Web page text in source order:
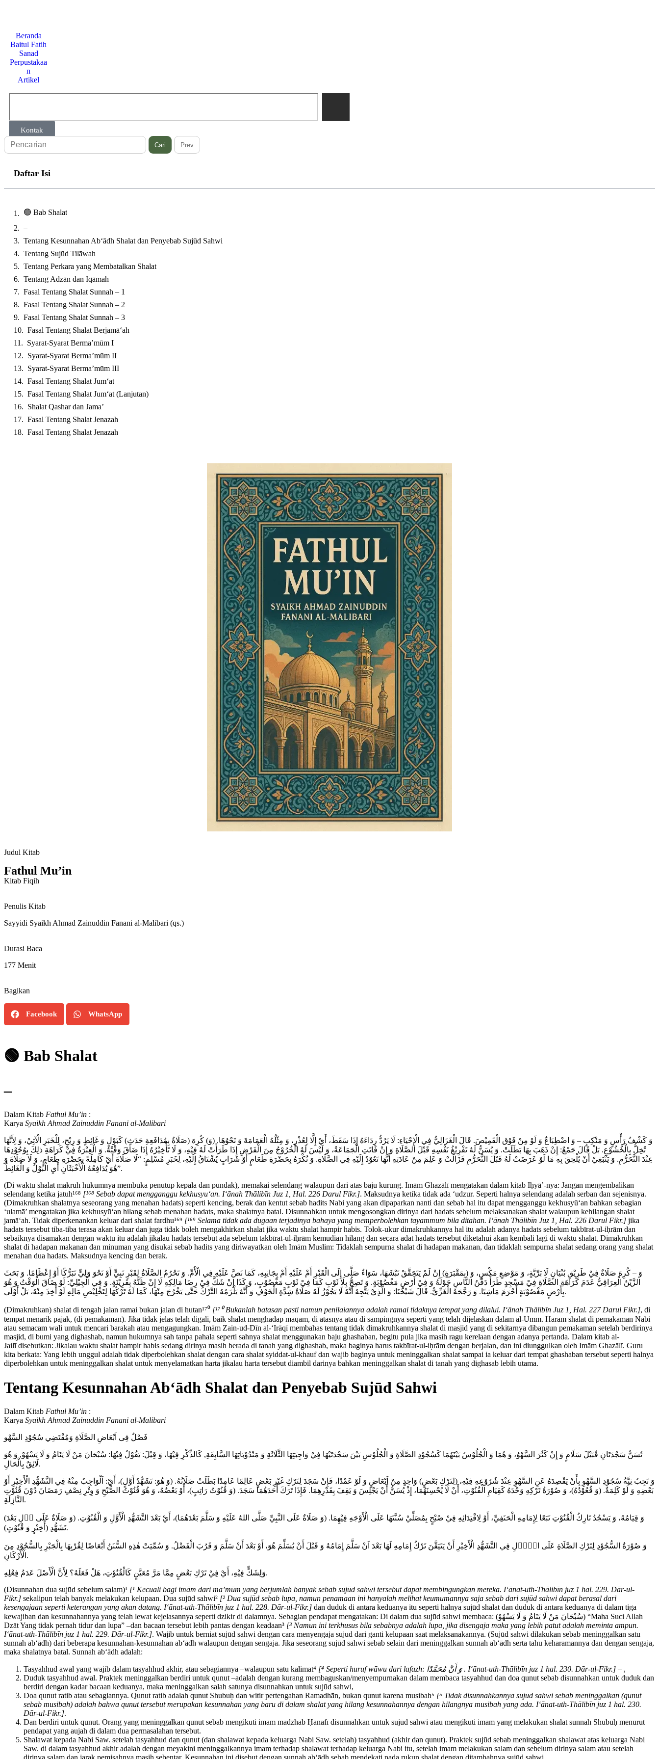
Beranda
Baitul Fatih
Sanad
Perpustakaa
n
Artikel
Kontak
Cari Prev
Daftar Isi
🟢 Bab Shalat
–
Tentang Kesunnahan Ab‘ādh Shalat dan Penyebab Sujūd Sahwi
Tentang Sujūd Tilāwah
Tentang Perkara yang Membatalkan Shalat
Tentang Adzān dan Iqāmah
Fasal Tentang Shalat Sunnah – 1
Fasal Tentang Shalat Sunnah – 2
Fasal Tentang Shalat Sunnah – 3
Fasal Tentang Shalat Berjamā‘ah
Syarat-Syarat Berma’mūm I
Syarat-Syarat Berma’mūm II
Syarat-Syarat Berma’mūm III
Fasal Tentang Shalat Jum‘at
Fasal Tentang Shalat Jum‘at (Lanjutan)
Shalat Qashar dan Jama’
Fasal Tentang Shalat Jenazah
Fasal Tentang Shalat Jenazah
Judul Kitab
Fathul Mu’in
Kitab Fiqih
Penulis Kitab
Sayyidi Syaikh Ahmad Zainuddin Fanani al-Malibari (qs.)
Durasi Baca
177 Menit
Bagikan
Facebook WhatsApp
🟢 Bab Shalat
–
Dalam Kitab Fathul Mu’in :
Karya Syaikh Ahmad Zainuddin Fanani al-Malibari
وَ كَشْفُ رَأْسٍ وَ مَنْكِبٍ – وَ اضْطِبَاعٌ وَ لَوْ مِنْ فَوْق الْقَمِيْصَ. قَالَ الْغَزَالِيُّ فِي الْإِحْيَاءِ: لَا يَرُدُّ رِدَاءَهُ إِذَا سَقَطَ، أَيْ إِلَّا لِعُذْرٍ، وَ مِثْلُهُ الْعَمَامَةَ وَ نَحْوُهَا. (وَ) كُرِهَ (صَلَاةٌ بِمُدَافَعِةِ حَدَثٍ) كَبَوْلٍ وَ غَائِطٍ وَ رِيْحٍ، لِلْخَبَرِ الْآتِيْ، وَ لِأَنَّهَا
تُخِلُّ بِالْخُشُوْعِ. بَلْ قَالَ جَمْعٌ: إِنْ ذَهَبَ بِهَا بَطَلَتْ. وَ يُسَنُّ لَهُ تَفْرِيْغُ نَفْسِهِ قَبْلَ الصَّلَاةِ وَ إِنْ فَاتَتِ الْجَمَاعَةُ، وَ لَيْسَ لَهُ الْخُرُوْجُ مِنَ الْفَرْضِ إِذَا طَرَأَتْ لَهُ فِيْهِ، وَ لَا تَأْخِيْرُهُ إِذَا ضَاقَ وَقْتُهُ. وَ الْعِبْرَةُ فِيْ كَرَاهَةِ ذلِكَ بِوُجُوْدِهَا
عِنْدَ التَّحَرُّمِ. وَ يَنْبَغِيْ أَنْ يُلْحِقَ بِهِ مَا لَوْ عَرَضَتْ لَهُ قَبْلَ التَّحَرُّمِ فَزَالَتْ وَ عَلِمَ مِنْ عَادَتِهِ أَنَّهَا تَعُوْدُ إِلَيْهِ فِي الصَّلَاةِ. وَ تُكْرَهُ بِحَضْرَةِ طَعَامٍ أَوْ شَرَابٍ يُشْتَاقُ إِلَيْهِ، لِخَبَرِ مُسْلِمٍ: “لَا صَلَاةَ أَيْ كَامِلَةً بِحَضْرَةِ طَعَامٍ، وَ لَا صَلَاةَ وَ
هُوَ يُدَافِعُهُ الْأَخْبَثَانِ أَيِ الْبَوْلُ وَ الْغَائِطُ”.
(Di waktu shalat makruh hukumnya membuka penutup kepala dan pundak), memakai selendang walaupun dari atas baju kurung. Imām Ghazālī mengatakan dalam kitab Iḥyā’-nya: Jangan mengembalikan
selendang ketika jatuh¹⁶⁸ [¹⁶⁸ Sebab dapat mengganggu kekhusyu‘an. I‘ānah Thālibīn Juz 1, Hal. 226 Darul Fikr.]. Maksudnya ketika tidak ada ‘udzur. Seperti halnya selendang adalah serban dan sejenisnya.
(Dimakruhkan shalatnya seseorang yang menahan hadats) seperti kencing, berak dan kentut sebab hadits Nabi yang akan dipaparkan nanti dan sebab hal itu dapat mengganggu kekhusyū‘an bahkan sebagian
‘ulamā’ mengatakan jika kekhusyū‘an hilang sebab menahan hadats, maka shalatnya batal. Disunnahkan untuk mengosongkan dirinya dari hadats sebelum melaksanakan shalat walaupun kehilangan shalat
jamā‘ah. Tidak diperkenankan keluar dari shalat fardhu¹⁶⁹ [¹⁶⁹ Selama tidak ada dugaan terjadinya bahaya yang memperbolehkan tayammum bila ditahan. I‘ānah Thālibīn Juz 1, Hal. 226 Darul Fikr.] jika
hadats tersebut tiba-tiba terasa akan keluar dan juga tidak boleh mengakhirkan shalat jika waktu shalat hampir habis. Tolok-ukur dimakruhkannya hal itu adalah adanya hadats sebelum takbīrat-ul-iḥrām dan
sebaiknya disamakan dengan waktu itu adalah jikalau hadats tersebut ada sebelum takbīrat-ul-iḥrām kemudian hilang dan secara adat hadats tersebut diketahui akan kembali lagi di waktu shalat. Dimakruhkan
shalat di hadapan makanan dan minuman yang disukai sebab hadits yang diriwayatkan oleh Imām Muslim: Tidaklah sempurna shalat di hadapan makanan, dan tidaklah sempurna shalat sedang orang yang shalat
menahan dua hadats. Maksudnya kencing dan berak.
وَ – كُرِهَ صَلَاةٌ فِيْ طَرِيْقِ بُنْيَانٍ لَا بَرِّيَّةٍ، وَ مَوْضِعِ مَكْسٍ، وَ (بِمَقْبَرَةٍ) إِنْ لَمْ يَتَحَقَّقْ نَبْشَهَا، سَوَاءٌ صَلَّى إِلَى الْقَبْرِ أَمْ عَلَيْهِ أَمْ بِجَانِبِهِ، كَمَا نَصَّ عَلَيْهِ فِي الْأُمِّ. وَ تَحْرُمُ الصَّلَاةُ لِقَبْرِ نَبِيٍّ أَوْ نَحْوَ وَلِيٍّ تَبَرُّكًا أَوْ إِعْظَامًا. وَ بَحَثَ
الزَّيْنُ الْعِرَاقِيُّ عَدَمَ كَرَاهَةِ الصَّلَاةِ فِيْ مَسْجِدٍ طَرَأَ دَفْنُ النَّاسِ حَوْلَهُ وَ فِيْ أَرْضٍ مَغْصُوْبَةٍ. وَ تَصِحُّ بِلَا ثَوْبِ كَمَا فِيْ ثَوْبٍ مَغْصُوْبٍ، وَ كَذَا إِنْ شَكَّ فِيْ رِضَا مَالِكِهِ لَا إِنْ ظَنَّهُ بِقَرِيْنَةٍ. وَ فِي الْجِيْلِيِّ: لَوْ ضَاقَ الْوَقْتُ وَ هُوَ
بِأَرْضٍ مَغْصُوْبَةٍ أَحْرَمَ مَاشِيًا. وَ رَجَّحَهُ الْغَزِّيُّ. قَالَ شَيْخُنَا: وَ الَّذِيْ يَتَّجِهُ أَنَّهُ لَا يَجُوْزُ لَهُ صَلَاةُ شِدَّةِ الْخَوْفِ وَ أَنَّهُ يَلْزَمُهُ التَّرْكُ حَتَّى يَخْرُجَ مِنْهَا، كَمَا لَهُ تَرْكُهَا لِتَخْلِيْصِ مَالِهِ لَوْ أُخِذَ مِنْهُ، بَلْ أَوْلَى.
(Dimakruhkan) shalat di tengah jalan ramai bukan jalan di hutan¹⁷⁰ [¹⁷⁰ Bukanlah batasan pasti namun penilaiannya adalah ramai tidaknya tempat yang dilalui. I‘ānah Thālibīn Juz 1, Hal. 227 Darul Fikr.], di
tempat menarik pajak, (di pemakaman). Jika tidak jelas telah digali, baik shalat menghadap maqam, di atasnya atau di sampingnya seperti yang telah dijelaskan dalam al-Umm. Haram shalat di pemakaman Nabi
atau semacam wali untuk mencari barakah atau mengagungkan. Imām Zain-ud-Dīn al-‘Irāqī membahas tentang tidak dimakruhkannya shalat di masjid yang di sekitarnya dibangun pemakaman setelah berdirinya
masjid, di bumi yang dighashab, namun hukumnya sah tanpa pahala seperti sahnya shalat menggunakan baju ghashaban, begitu pula jika masih ragu kerelaan dengan adanya pertanda. Dalam kitab al-
Jailī disebutkan: Jikalau waktu shalat hampir habis sedang dirinya masih berada di tanah yang dighashab, maka baginya harus takbīrat-ul-iḥrām dengan berjalan, dan ini diunggulkan oleh Imām Ghazālī. Guru
kita berkata: Yang lebih unggul adalah tidak diperbolehkan shalat dengan cara shalat syiddat-ul-khauf dan wajib baginya untuk meninggalkan shalat sampai ia keluar dari tempat ghashaban tersebut seperti halnya
diperbolehkan untuk meninggalkan shalat untuk menyelamatkan harta jikalau harta tersebut diambil darinya bahkan meninggalkan shalat di tanah yang dighasab lebih utama.
Tentang Kesunnahan Ab‘ādh Shalat dan Penyebab Sujūd Sahwi
Dalam Kitab Fathul Mu’in :
Karya Syaikh Ahmad Zainuddin Fanani al-Malibari
فَصْلٌ فِى اَبْعَاضِ الصَّلَاةِ وَمُقْتَضِي سُجُوْدِ السَّهْو
تُسَنُّ سَجْدَتَانِ قُبَيْلَ سَلَامٍ وَ إِنْ كَثُرَ السَّهْوُ، وَ هُمَا وَ الْجُلُوْسُ بَيْنَهُمَا كَسُجُوْدِ الصَّلَاةِ وَ الْجُلُوْسِ بَيْنَ سَجْدَتَيْهَا فِيْ وَاجِبَتِهَا الثَّلَاثَةِ وَ مَنْدُوْبَاتِهَا السَّابِقَةِ, كَالذِّكْرِ فِيْهَا، وَ قِيْلَ: يَقُوْلُ فِيْهَا: سُبْحَانَ مَنْ لَا يَنَامُ وَ لَا يَسْهُوْ, وَ هُوَ
لَائِقٌ بِالْحَالِ.
وَ تَجِبُ نِيَّةُ سُجُوْدِ السَّهْوِ بِأَنْ يَقْصِدَهُ عَنِ السَّهْوِ عِنْدَ شُرُوْعِهِ فِيْهِ، (لِتَرْكِ بَعْضٍ) وَاحِدٍ مِنْ اَبْعَاضٍ وَ لَوْ عَمْدًا، فَإِنْ سَجَدَ لِتَرْكِ غَيْرِ بَعْضٍ عَالِمًا عَامِدًا بَطَلَتْ صَلَاتُهُ. (وَ هُوَ: تَشَهُّدُ أَوَّلٍ)، أَيْ: اَلْوَاجِبُ مِنْهُ فِي التَّشَهُّدِ الْأَخِيْرِ أَوْ
بَعْضِهِ وَ لَوْ كَلِمَةٌ. (وَ قُعُوْدُهُ)، وَ صُوْرَةُ تَرْكِهِ وَحْدَهُ كَقِيَامِ الْقُنُوْتِ، أَنْ لَا يُحْسِنَهُمَا، إِذْ يُسَنُّ أَنْ يَجْلِسَ وَ يَقِفَ بِقَدْرِهِمَا. فَإِذَا تَرَكَ أَحَدَهُمَا سَجَدَ. (وَ قُنُوْتُ رَاتِبٍ)، أَوْ بَعْضُهُ، وَ هُوَ قُنُوْتُ الصُّبْحِ وَ وِتْرِ نِصْفِ رَمَضَانَ دُوْنَ قُنُوْتِ
النَّازِلَةِ.
وَ قِيَامُهُ، وَ يَسْجُدُ تَارِكُ الْقُنُوْتِ تَبَعًا لِإِمَامِهِ الْحَنَفِيِّ، أَوْ لِاقْتِدَائِهِ فِيْ صُبْحٍ بِمُصَلِّيْ سُنَّتَهَا عَلَى الْأَوْجَهِ فِيْهِمَا. (وَ صَلَاةٌ عَلَى النَّبِيِّ صَلَّى اللهُ عَلَيْهِ وَ سَلَّمَ بَعْدَهُمَا)، أَيْ بَعْدَ التَّشَهُّدِ الْأَوَّلِ وَ الْقُنُوْتِ. (وَ صَلَاةٌ عَلَى اۤلِ بَعْدَ)
تَشَهُّدِ (أَخِيْرٍ وَ قُنُوْتٍ).
وَ صُوْرَةُ السُّجُوْدِ لِتَرْكِ الصَّلَاةِ عَلَى الْأۤلِ فِي التَّشَهُّدِ الْأَخِيْرِ أَنْ يَتَيَقَّنَ تَرْكُ إِمَامِهِ لَهَا بَعْدَ اَنْ سَلَّمَ إِمَامُهُ وَ قَبْلَ أَنْ يُسَلِّمَ هُوَ، أَوْ بَعْدَ أَنْ سَلَّمَ وَ قَرُبَ الْفَضْلُ. وَ سُمِّيَتْ هٰذِهِ السُّنَنُ أَبْعَاضًا لِقُرْبِهَا بِالْجَبْرِ بِالسُّجُوْدِ مِنَ
الْأَرْكَانِ.
وَلِشَكٍّ فِيْهِ، أَيْ فِيْ تَرْكِ بَعْضٍ مِمَّا مَرَّ مُعَيَّنٍ كَالْقُنُوْتِ، هَلْ فَعَلَهُ؟ لِأَنَّ الْأَصْلَ عَدَمُ فِعْلِهِ.
(Disunnahan dua sujūd sebelum salam)¹ [¹ Kecuali bagi imām dari ma’mūm yang berjumlah banyak sebab sujūd sahwi tersebut dapat membingungkan mereka. I‘ānat-uth-Thālibīn juz 1 hal. 229. Dār-ul-
Fikr.] sekalipun telah banyak melakukan kelupaan. Dua sujūd sahwi² [² Dua sujūd sebab lupa, namun penamaan ini hanyalah melihat keumumannya saja sebab dari sujūd sahwi dapat berasal dari
kesengajaan seperti keterangan yang akan datang. I‘ānat-uth-Thālibīn juz 1 hal. 228. Dār-ul-Fikr.] dan duduk di antara keduanya itu seperti halnya sujūd shalat dan duduk di antara keduanya di dalam tiga
kewajiban dan kesunnahannya yang telah lewat kejelasannya seperti dzikir di dalamnya. Sebagian pendapat mengatakan: Di dalam dua sujūd sahwi membaca: (سُبْحَانَ مَنْ لَا يَنَامُ وَ لَا يَسْهُوْ) “Maha Suci Allah
Dzāt Yang tidak pernah tidur dan lupa” –dan bacaan tersebut lebih pantas dengan keadaan³ [³ Namun ini terkhusus bila sebabnya adalah lupa, jika disengaja maka yang lebih patut adalah meminta ampun.
I‘ānat-uth-Thālibīn juz 1 hal. 229. Dār-ul-Fikr.]. Wajib untuk berniat sujūd sahwi dengan cara menyengaja sujud dari ganti kelupaan saat melaksanakannya. (Sujūd sahwi dilakukan sebab meninggalkan satu
sunnah ab‘ādh) dari beberapa kesunnahan-kesunnahan ab‘ādh walaupun dengan sengaja. Jika seseorang sujūd sahwi sebab selain dari meninggalkan sunnah ab‘ādh serta tahu keharamannya dan dengan sengaja,
maka shalatnya batal. Sunnah ab‘ādh adalah:
Tasyahhud awal yang wajib dalam tasyahhud akhir, atau sebagiannya –walaupun satu kalimat⁴ [⁴ Seperti huruf wāwu dari lafazh: وَ أَنَّ مُحَمَّدًا . I‘ānat-uth-Thālibīn juz 1 hal. 230. Dār-ul-Fikr.] – ,
Duduk tasyahhud awal. Praktek meninggalkan berdiri untuk qunut –adalah dengan kurang membaguskan/menyempurnakan dalam membaca tasyahhud dan doa qunut sebab disunnahkan untuk duduk dan
berdiri dengan kadar bacaan keduanya, maka meninggalkan salah satunya disunnahkan untuk sujūd sahwi,
Doa qunut ratib atau sebagiannya. Qunut ratib adalah qunut Shubuḥ dan witir pertengahan Ramadhān, bukan qunut karena musibah⁵ [⁵ Tidak disunnahkannya sujūd sahwi sebab meninggalkan (qunut
sebab musibah) adalah bahwa qunut tersebut merupakan kesunnahan yang baru di dalam shalat yang hilang kesunnahannya dengan hilangnya musibah yang ada. I‘ānat-uth-Thālibīn juz 1 hal. 230.
Dār-ul-Fikr.].
Dan berdiri untuk qunut. Orang yang meninggalkan qunut sebab mengikuti imam madzhab Ḥanafī disunnahkan untuk sujūd sahwi atau mengikuti imam yang melakukan shalat sunnah Shubuḥ menurut
pendapat yang aujah di dalam dua permasalahan tersebut.
Shalawat kepada Nabi Saw. setelah tasyahhud dan qunut (dan shalawat kepada keluarga Nabi Saw. setelah) tasyahhud (akhir dan qunut). Praktek sujūd sebab meninggalkan shalawat atas keluarga Nabi
Saw. di dalam tasyahhud akhir adalah dengan meyakini meninggalkannya imam terhadap shalawat terhadap keluarga Nabi itu, setelah imam melakukan salam dan sebelum dirinya salam atau setelah